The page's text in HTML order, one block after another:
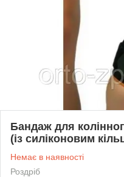
Бандаж для
(із силіконовим
Немає в наявності
Роздріб